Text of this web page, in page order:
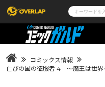
コミック
LiQulle
ラブパルフェ
その他
コミックス情報
亡びの国の征服者 4 ～魔王は世界